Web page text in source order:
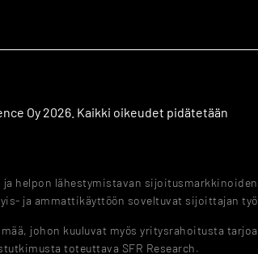
Oy 2026. Kaikki oikeudet pidätetään
helpon lähestymistavan
ja ammattikäyttöön soveltuvat sijoittajan
johon kuuluvat myös yritysrahoitusta
toteuttava SFR Research.